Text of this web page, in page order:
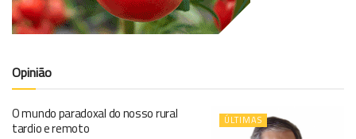
Opinião
ÚLTIMAS
O mundo paradoxal do nosso rural
tardio e remoto